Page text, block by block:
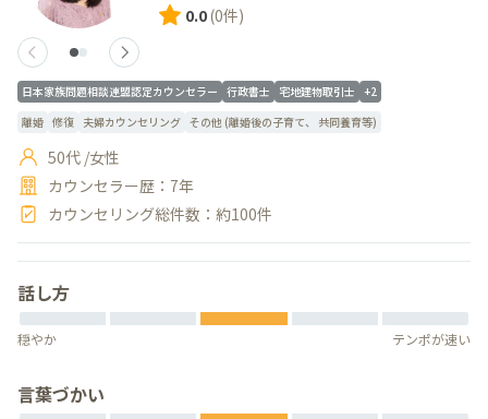
0.0(0件)
日本家族問題相談連盟認定カウンセラー 行政書士 宅地建物取引士 +2
離婚 修復 夫婦カウンセリング その他 (離婚後の子育て、 共同養育等)
50代 /女性
カウンセラー歴：7年
カウンセリング総件数：約100件
話し方
穏やか テンポが速い
言葉づかい